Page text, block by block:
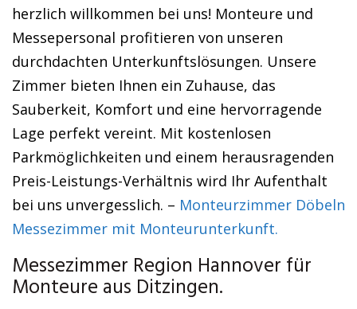
herzlich willkommen bei uns! Monteure und
Messepersonal profitieren von unseren
durchdachten Unterkunftslösungen. Unsere
Zimmer bieten Ihnen ein Zuhause, das
Sauberkeit, Komfort und eine hervorragende
Lage perfekt vereint. Mit kostenlosen
Parkmöglichkeiten und einem herausragenden
Preis-Leistungs-Verhältnis wird Ihr Aufenthalt
bei uns unvergesslich. – Monteurzimmer Döbeln
Messezimmer mit Monteurunterkunft.
Messezimmer Region Hannover für
Monteure aus Ditzingen.